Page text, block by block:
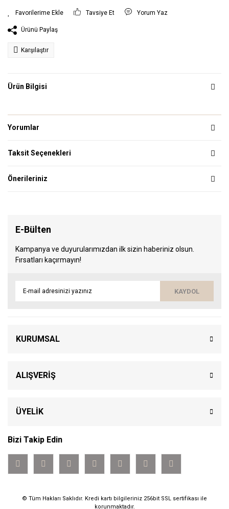
Tavsiye Et Yorum Yaz
Ürünü Paylaş
Karşılaştır
Ürün Bilgisi
Yorumlar
Taksit Seçenekleri
Önerileriniz
E-Bülten
Kampanya ve duyurularımızdan ilk sizin haberiniz olsun.
Fırsatları kaçırmayın!
KAYDOL
KURUMSAL
ALIŞVERİŞ
ÜYELİK
Bizi Takip Edin
© Tüm Hakları Saklıdır. Kredi kartı bilgileriniz 256bit SSL sertifikası ile
korunmaktadır.